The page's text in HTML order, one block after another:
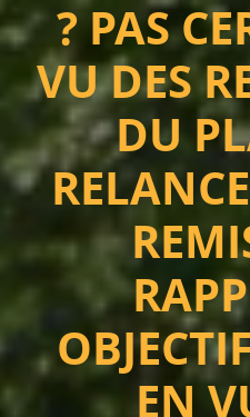
? PAS
VU DES
DU
EN